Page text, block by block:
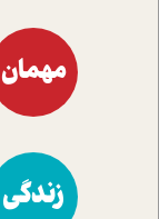
مهمان
زندگی